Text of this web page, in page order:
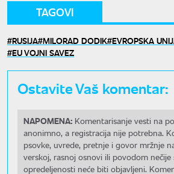
TAGOVI
RUSIJA MILORAD DODIK EVROPSKA
EU VOJNI SAVEZ
Ostavite Vaš komentar:
NAPOMENA: Komentarisanje vesti na
anonimno, a registracija nije potrebna.
psovke, uvrede, pretnje i govor mržnje
verskoj, rasnoj osnovi ili povodom nečije
opredeljenosti neće biti objavljeni.